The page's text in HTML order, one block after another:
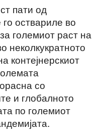
пати од
оствариле во
големиот раст на
неколкукратното
контејнерскиот
со
и глобалното
по големиот